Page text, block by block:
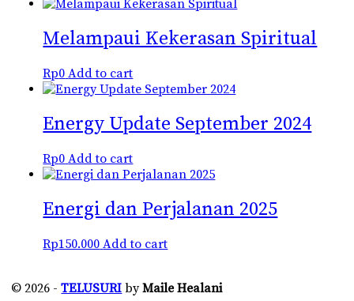
Melampaui Kekerasan Spiritual
Rp0 Add to cart
Energy Update September 2024
Rp0 Add to cart
Energi dan Perjalanan 2025
Rp150.000 Add to cart
© 2026 -TELUSURI byMaile Healani